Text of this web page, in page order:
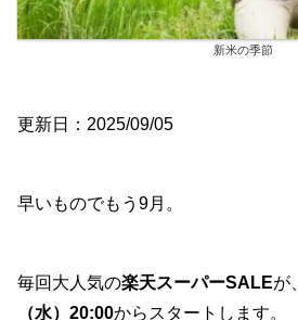
新米の季節
更新日：2025/09/05
早いものでもう9月。
毎回大人気の楽天スーパーSALEが
（水）20:00からスタートします。